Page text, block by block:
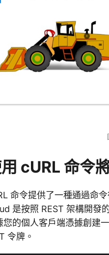
cURL 命令
命令提供了一種通過命
是按照 REST 架構開發
您的個人客戶端憑據創建
令牌。